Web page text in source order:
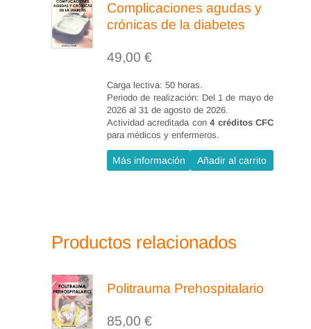
Complicaciones agudas y
crónicas de la diabetes
49,00 €
Carga lectiva: 50 horas.
Periodo de realización: Del 1 de mayo de
2026 al 31 de agosto de 2026.
Actividad acreditada con4 créditos CFC
para médicos y enfermeros.
Más información Añadir al carrito
Productos relacionados
Politrauma Prehospitalario
85,00 €